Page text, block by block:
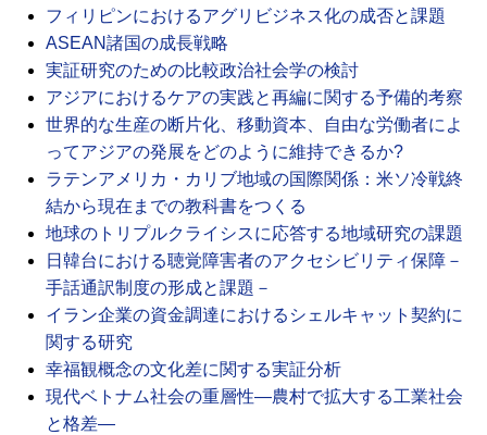
フィリピンにおけるアグリビジネス化の成否と課題
ASEAN諸国の成長戦略
実証研究のための比較政治社会学の検討
アジアにおけるケアの実践と再編に関する予備的考察
世界的な生産の断片化、移動資本、自由な労働者によ
ってアジアの発展をどのように維持できるか?
ラテンアメリカ・カリブ地域の国際関係：米ソ冷戦終
結から現在までの教科書をつくる
地球のトリプルクライシスに応答する地域研究の課題
日韓台における聴覚障害者のアクセシビリティ保障－
手話通訳制度の形成と課題－
イラン企業の資金調達におけるシェルキャット契約に
関する研究
幸福観概念の文化差に関する実証分析
現代ベトナム社会の重層性―農村で拡大する工業社会
と格差―